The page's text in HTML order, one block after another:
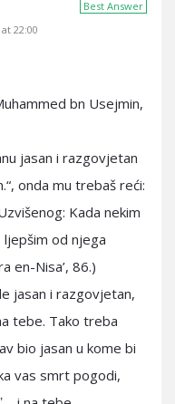
Best Answer
22:00
bn Usejmin,
jasan i razgovjetan
onda mu trebaš reći:
Kada nekim
od njega
en-Nisa’, 86.)
jasan i razgovjetan,
tebe. Tako treba
bio jasan u kome bi
vas smrt pogodi,